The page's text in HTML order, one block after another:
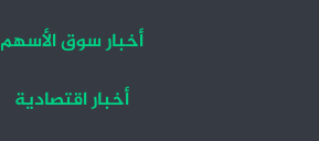
أخبار سوق الأسهم
أخبار اقتصادية